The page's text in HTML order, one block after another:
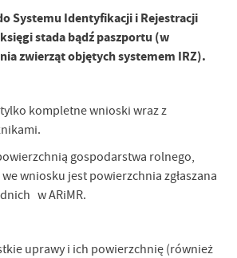
Systemu Identyfikacji i Rejestracji
stada bądź paszportu (w
zwierząt objętych systemem IRZ).
kompletne wnioski wraz z
gospodarstwa rolnego,
wniosku jest powierzchnia zgłaszana
w ARiMR.
uprawy i ich powierzchnię (również